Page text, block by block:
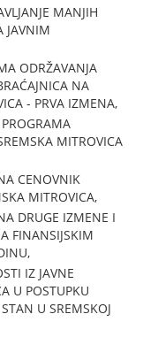
MANJIH
JAVNIM
ODRŽAVANJA
NA
- PRVA IZMENA,
MITROVICA
CENOVNIK
MITROVICA,
DRUGE IZMENE I
FINANSIJSKIM
IZ JAVNE
U POSTUPKU
U SREMSKOJ